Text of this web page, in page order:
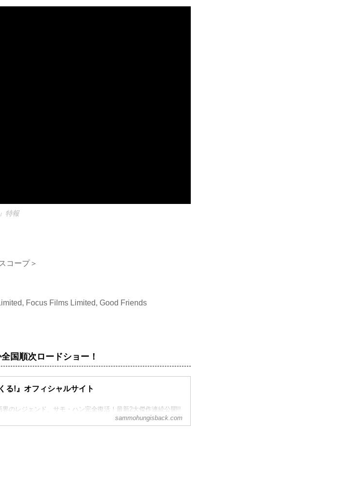
特報
コープ＞
Focus Films Limited, Good Friends
国順次ロードショー！
る!』オフィシャルサイト
のレジェンド、サモ・ハン完全復活！最新2大傑作連続公開!!
sammohungisback.com